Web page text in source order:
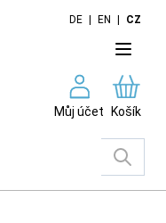
DE EN CZ
Můj účet Košík